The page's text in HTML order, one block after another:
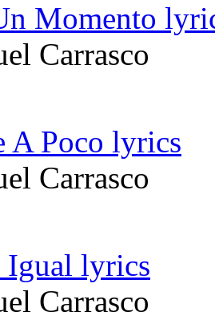
Momento
Carrasco
A Poco lyrics
Carrasco
Igual lyrics
Carrasco